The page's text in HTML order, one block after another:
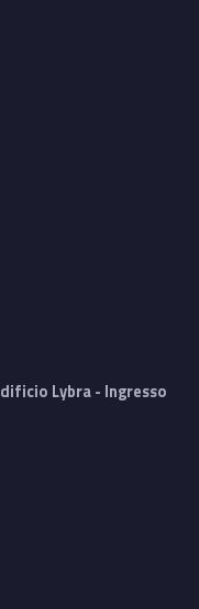
Lybra - Ingresso